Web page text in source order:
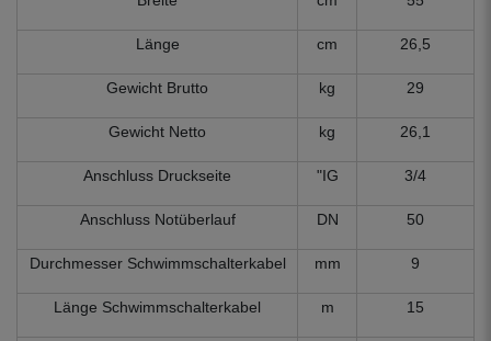
Länge cm 26,5
Gewicht Brutto kg 29
Gewicht Netto kg 26,1
Anschluss Druckseite "IG 3/4
Anschluss Notüberlauf DN 50
Durchmesser Schwimmschalterkabel mm 9
Länge Schwimmschalterkabel m 15